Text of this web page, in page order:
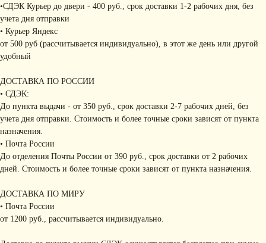
•СДЭК Курьер до двери - 400 руб., срок доставки 1-2 рабочих дня, без
учета дня отправки
• Курьер Яндекс
от 500 руб (рассчитывается индивидуально), в этот же день или другой
удобный
ДОСТАВКА ПО РОССИИ
• СДЭК:
До пункта выдачи - от 350 руб., срок доставки 2-7 рабочих дней, без
учета дня отправки. Стоимость и более точные сроки зависят от пункта
назначения.
• Почта России
До отделения Почты России от 390 руб., срок доставки от 2 рабочих
дней. Стоимость и более точные сроки зависят от пункта назначения.
ДОСТАВКА ПО МИРУ
• Почта России
от 1200 руб., рассчитывается индивидуально.